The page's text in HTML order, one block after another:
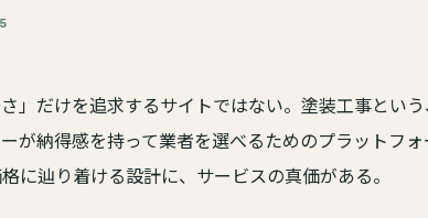
」だけを追求するサイトではない。塗装工事とい
が納得感を持って業者を選べるためのプラットフ
に辿り着ける設計に、サービスの真価がある。